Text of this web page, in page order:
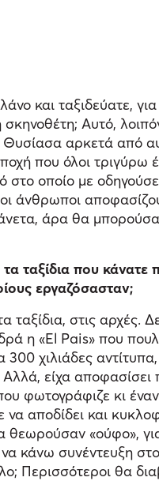
και ταξιδεύατε,
Αυτό,
αρκετά από
που όλοι
οποίο με
άνθρωποι
άρα θα μπορούσα
ταξίδια που
εργαζόσασταν;
ταξίδια, στις αρχές.
η «El Pais» που
300 χιλιάδες
Αλλά, είχα
φωτογράφιζε κι
να αποδίδει και
«ούφο»,
κάνω συνέντευξη
Περισσότεροι θα